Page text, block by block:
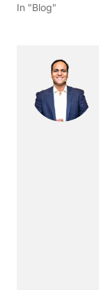
In "Blog"